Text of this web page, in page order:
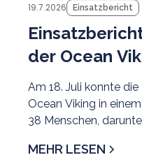
19.7.2026 Einsatzbericht
der Ocean
Menschen
Am 18. Juli konnte
Ocean Viking in
38 Menschen,
tunesischen SRR
MEHR LESEN